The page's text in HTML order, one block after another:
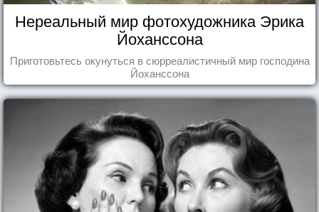
Нереальный мир фотохудожника Эрика
Йоханссона
Приготовьтесь окунуться в сюрреалистичный мир господина
Йоханссона